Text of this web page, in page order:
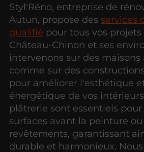
Styl'Réno, entreprise de
Autun, propose desservices
qualifié pour tous vos
Château-Chinon et ses
intervenons sur des maisons
comme sur des
pour améliorer l'esthétique
énergétique de vos
plâtrerie sont essentiels
surfaces avant la peinture
revêtements, garantissant
durable et harmonieux.